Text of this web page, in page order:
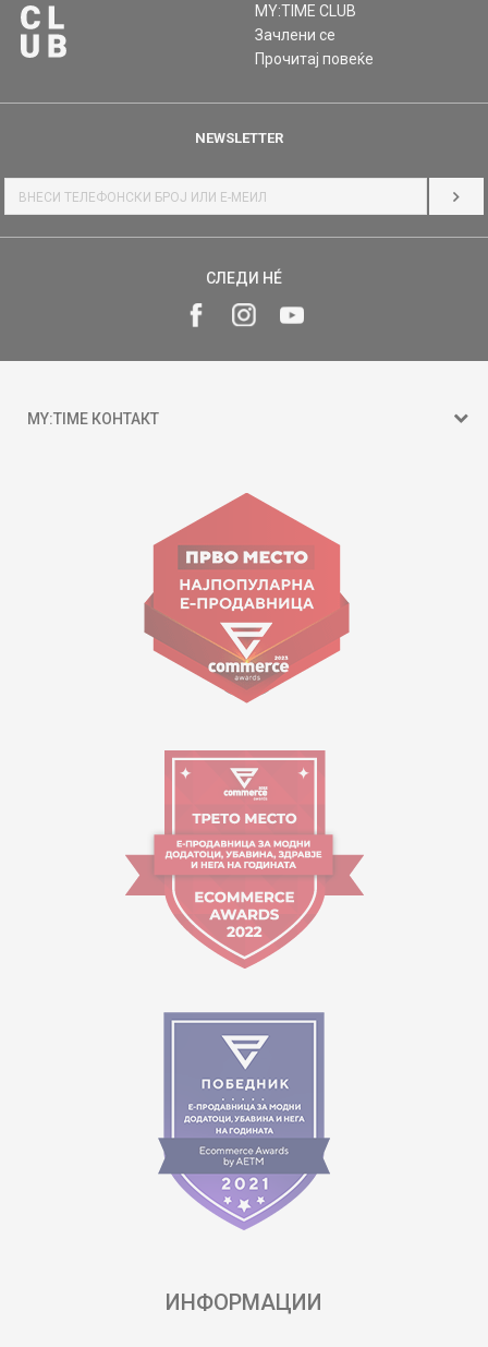
MY:TIME CLUB
Зачлени се
Прочитај повеќе
NEWSLETTER
СЛЕДИ НÉ
MY:TIME КОНТАКТ
ул. Гоце Николовски бр.74 Скопје
contact@mytime.mk
Работно време:
09:00 до 17:00
ИНФОРМАЦИИ